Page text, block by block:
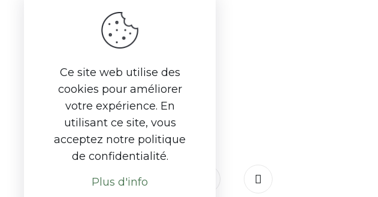
Rue du Sûr Abri 11
068 264 110
info@vandescure.be
Demandez votre devis
Ce site web utilise des
cookies pour améliorer
votre expérience. En
utilisant ce site, vous
acceptez notre politique
de confidentialité.
Plus d'info